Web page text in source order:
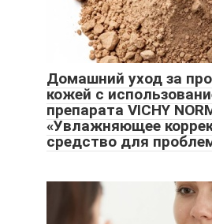
Домашний уход за
кожей с
препарата VICHY
«Увлажняющее
средство для